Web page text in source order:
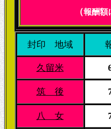
（報酬額
封印 地域
久留米
筑 後
八 女